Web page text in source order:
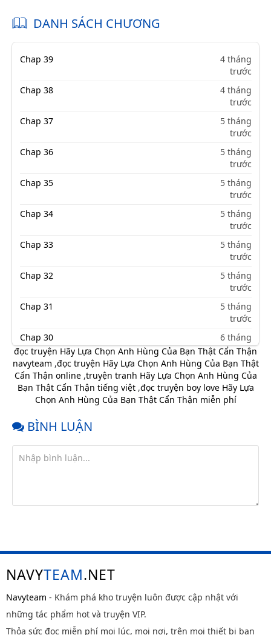
DANH SÁCH CHƯƠNG
Chap 39
4 tháng
trước
Chap 38
4 tháng
trước
Chap 37
5 tháng
trước
Chap 36
5 tháng
trước
Chap 35
5 tháng
trước
Chap 34
5 tháng
trước
Chap 33
5 tháng
trước
Chap 32
5 tháng
trước
Chap 31
5 tháng
trước
Chap 30
6 tháng
trước
Chap 29
6 tháng
trước
Chap 28
6 tháng
Chap 27
Chap 26
trước
Chap 23
6 tháng
trước
Chap 21
trước
đọc truyện Hãy Lựa Chọn Anh Hùng Của Bạn Thật Cẩn Thận
navyteam ,đọc truyện Hãy Lựa Chọn Anh Hùng Của Bạn Thật
Cẩn Thận online,truyện tranh Hãy Lựa Chọn Anh Hùng Của
Bạn Thật Cẩn Thận tiếng việt,đọc truyện boy love Hãy Lựa
Chọn Anh Hùng Của Bạn Thật Cẩn Thận miễn phí
BÌNH LUẬN
NAVYTEAM.NET
Navyteam - Khám phá kho truyện luôn được cập nhật với
những tác phẩm hot và truyện VIP.
Thỏa sức đọc miễn phí mọi lúc, mọi nơi, trên mọi thiết bị bạn